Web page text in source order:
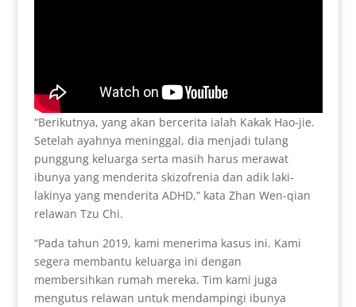
“Berikutnya, yang akan bercerita ialah Kakak Hao-jie.
Setelah ayahnya meninggal, dia menjadi tulang
punggung keluarga serta masih harus merawat
ibunya yang menderita skizofrenia dan adik laki-
lakinya yang menderita ADHD,” kata Zhan Wen-qian
relawan Tzu Chi.
“Pada tahun 2019, kami menerima kasus ini. Kami
segera membantu keluarga ini dengan
membersihkan rumah mereka. Tim kami juga
mengutus relawan untuk mendampingi ibunya